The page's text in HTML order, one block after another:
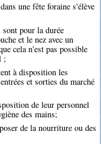
une fête foraine s'élève
pour la durée
et le nez avec un
cela n'est pas possible
;
à disposition les
et sorties du marché
de leur personnel
des mains;
de la nourriture ou des